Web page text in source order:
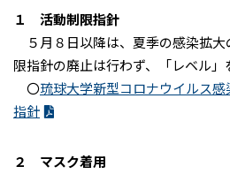
１ 活動制限指針
５月８日以降は、夏季の感染拡大
限指針の廃止は行わず、「レベル」
〇琉球大学新型コロナウイルス
指針
２ マスク着用